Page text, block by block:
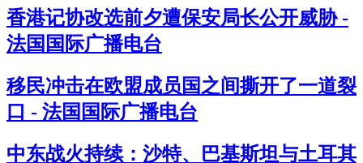
香港记协改选前夕遭保安局长公开威胁 -
法国国际广播电台
移民冲击在欧盟成员国之间撕开了一道裂
口 - 法国国际广播电台
中东战火持续：沙特、巴基斯坦与土耳其